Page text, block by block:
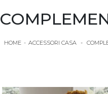
HOME - ACCESSORI CASA -